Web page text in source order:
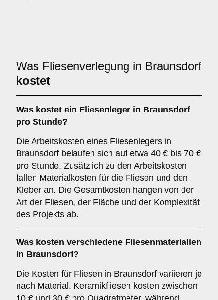
Was Fliesenverlegung in Braunsdorf
kostet
Was kostet ein Fliesenleger in Braunsdorf
pro Stunde?
Die Arbeitskosten eines Fliesenlegers in
Braunsdorf belaufen sich auf etwa 40 € bis 70 €
pro Stunde. Zusätzlich zu den Arbeitskosten
fallen Materialkosten für die Fliesen und den
Kleber an. Die Gesamtkosten hängen von der
Art der Fliesen, der Fläche und der Komplexität
des Projekts ab.
Was kosten verschiedene Fliesenmaterialien
in Braunsdorf?
Die Kosten für Fliesen in Braunsdorf variieren je
nach Material. Keramikfliesen kosten zwischen
10 € und 30 € pro Quadratmeter, während